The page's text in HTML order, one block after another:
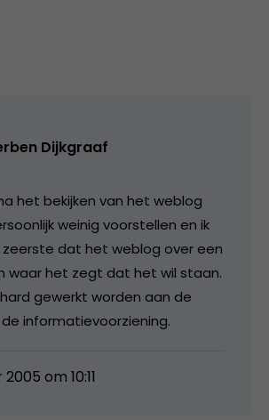
Dijkgraaf
het bekijken van het weblog
weinig voorstellen en ik
dat het weblog over een
waar het zegt dat het wil staan.
gewerkt worden aan de
informatievoorziening.
om 10:11